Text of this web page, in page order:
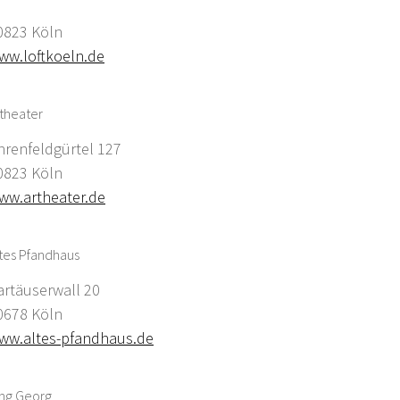
Köln
127
Köln
Pfandhaus
20
Köln
pfandhaus.de
Georg